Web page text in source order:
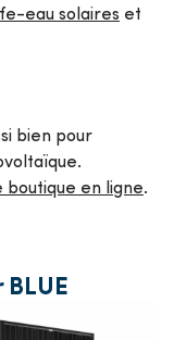
eau solaires et
bien pour
boutique en ligne.